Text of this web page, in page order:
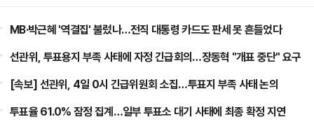
MB·박근혜 '역결집' 불렀나…전직 대통령 카드도 판세 못 흔들었다
선관위, 투표용지 부족 사태에 자정 긴급회의…장동혁 "개표 중단" 요구
[속보] 선관위, 4일 0시 긴급위원회 소집…투표지 부족 사태 논의
투표율 61.0% 잠정 집계…일부 투표소 대기 사태에 최종 확정 지연